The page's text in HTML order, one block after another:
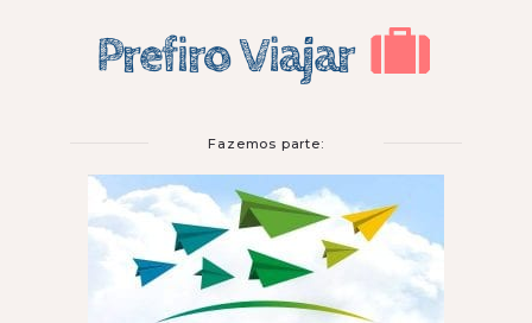
Fazemos parte: